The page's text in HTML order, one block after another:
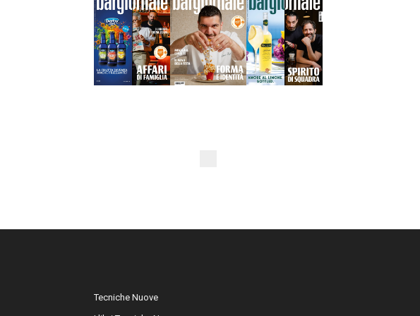
Tecniche Nuove